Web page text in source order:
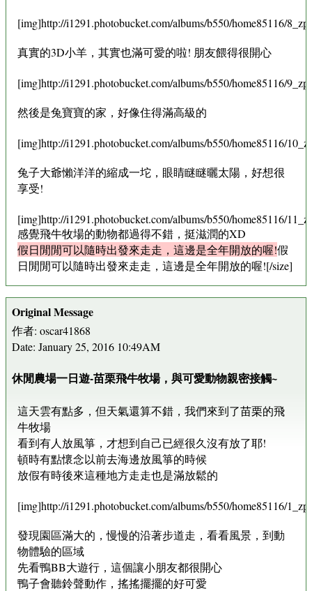
[img]http://i1291.photobucket.com/albums/b550/home85116/
真實的3D小羊，其實也滿可愛的啦! 朋友餵得很開心
[img]http://i1291.photobucket.com/albums/b550/home85116/
然後是兔寶寶的家，好像住得滿高級的
[img]http://i1291.photobucket.com/albums/b550/home85116/
兔子大爺懶洋洋的縮成一坨，眼睛瞇瞇曬太陽，好想很
享受!
[img]http://i1291.photobucket.com/albums/b550/home85116/
感覺飛牛牧場的動物都過得不錯，挺滋潤的XD
假日閒閒可以隨時出發來走走，這邊是全年開放的喔!假
日閒閒可以隨時出發來走走，這邊是全年開放的喔![/size]
Original Message
作者: oscar41868
Date: January 25, 2016 10:49AM
休閒農場一日遊-苗栗飛牛牧場，與可愛動物親密接觸~
這天雲有點多，但天氣還算不錯，我們來到了苗栗的飛
牛牧場
看到有人放風箏，才想到自己已經很久沒有放了耶!
頓時有點懷念以前去海邊放風箏的時候
放假有時後來這種地方走走也是滿放鬆的
[img]http://i1291.photobucket.com/albums/b550/home85116/
發現園區滿大的，慢慢的沿著步道走，看看風景，到動
物體驗的區域
先看鴨BB大遊行，這個讓小朋友都很開心
鴨子會聽鈴聲動作，搖搖擺擺的好可愛